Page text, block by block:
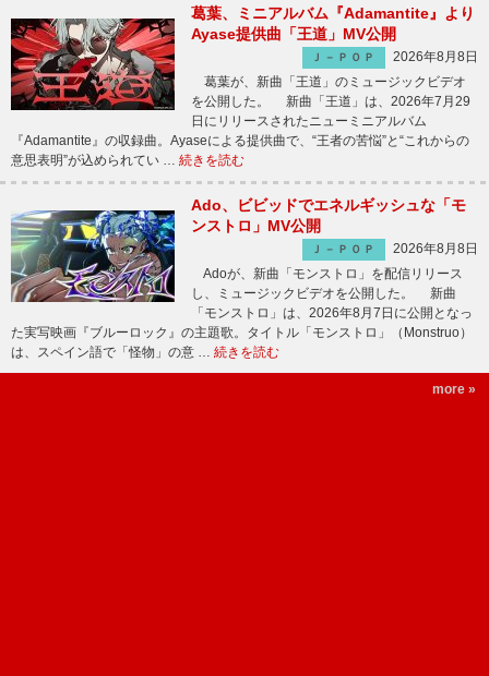
葛葉、ミニアルバム『Adamantite』より
Ayase提供曲「王道」MV公開
Ｊ－ＰＯＰ
2026年8月8日
葛葉が、新曲「王道」のミュージックビデオ
を公開した。 新曲「王道」は、2026年7月29
日にリリースされたニューミニアルバム
『Adamantite』の収録曲。Ayaseによる提供曲で、“王者の苦悩”と“これからの
意思表明”が込められてい … 続きを読む
Ado、ビビッドでエネルギッシュな「モ
ンストロ」MV公開
Ｊ－ＰＯＰ
2026年8月8日
Adoが、新曲「モンストロ」を配信リリース
し、ミュージックビデオを公開した。 新曲
「モンストロ」は、2026年8月7日に公開となっ
た実写映画『ブルーロック』の主題歌。タイトル「モンストロ」（Monstruo）
は、スペイン語で「怪物」の意 … 続きを読む
more »